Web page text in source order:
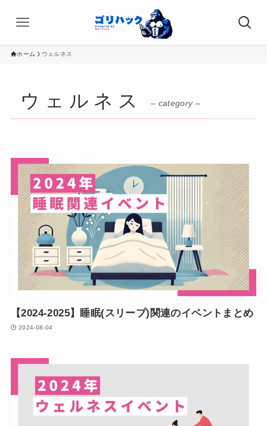
ホーム ウェルネス
ウェルネス – category –
【2024-2025】睡眠(スリープ)関連のイベントまとめ
2024-08-04